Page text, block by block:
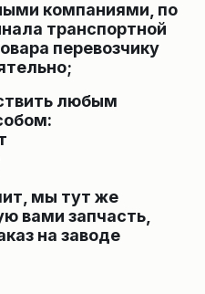
компаниями, по
транспортной
перевозчику
любым
мы тут же
вами запчасть,
на заводе